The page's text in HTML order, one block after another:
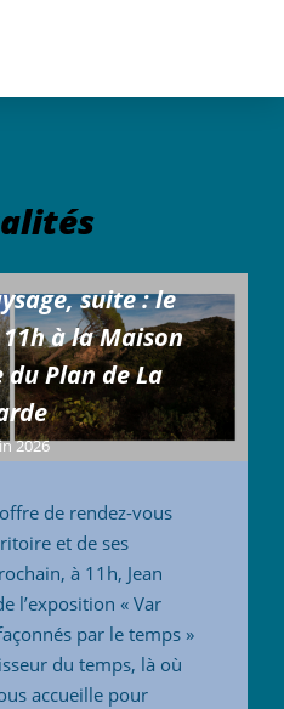
suite : le
à la Maison
Plan de La
2026
de rendez-vous
et de ses
à 11h, Jean
l’exposition « Var
par le temps »
du temps, là où
accueille pour